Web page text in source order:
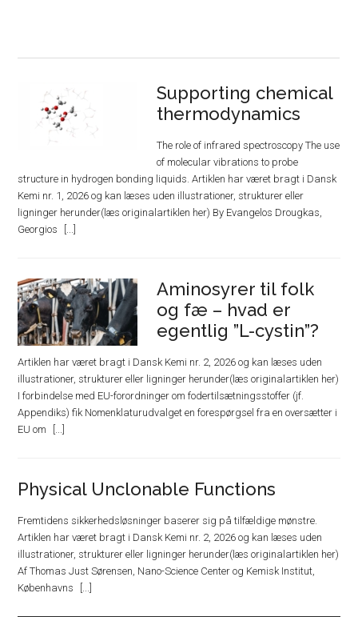
Supporting chemical
thermodynamics
The role of infrared spectroscopy The use
of molecular vibrations to probe
structure in hydrogen bonding liquids. Artiklen har været bragt i Dansk
Kemi nr. 1, 2026 og kan læses uden illustrationer, strukturer eller
ligninger herunder(læs originalartiklen her) By Evangelos Drougkas,
Georgios
Aminosyrer til folk
og fæ – hvad er
egentlig ”L-cystin”?
Artiklen har været bragt i Dansk Kemi nr. 2, 2026 og kan læses uden
illustrationer, strukturer eller ligninger herunder(læs originalartiklen her)
I forbindelse med EU-forordninger om fodertilsætningsstoffer (jf.
Appendiks) fik Nomenklaturudvalget en forespørgsel fra en oversætter i
EU om
Physical Unclonable Functions
Fremtidens sikkerhedsløsninger baserer sig på tilfældige mønstre.
Artiklen har været bragt i Dansk Kemi nr. 2, 2026 og kan læses uden
illustrationer, strukturer eller ligninger herunder(læs originalartiklen her)
Af Thomas Just Sørensen, Nano-Science Center og Kemisk Institut,
Københavns